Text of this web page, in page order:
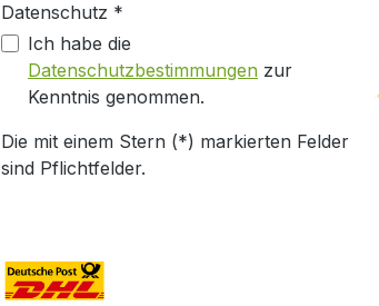
Datenschutz *
Ich habe die
Datenschutzbestimmungen zur
Kenntnis genommen.
Die mit einem Stern (*) markierten Felder
sind Pflichtfelder.